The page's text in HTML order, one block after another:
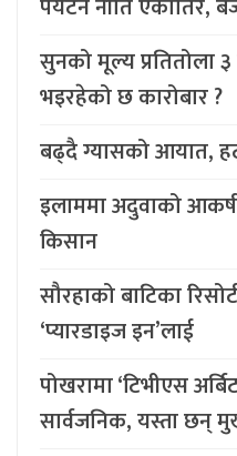
पर्यटन नीति एकातिर,
सुनको मूल्य प्रतितोला
भइरहेको छ कारोबार ?
बढ्दै ग्यासको आयात,
इलाममा अदुवाको
किसान
सौरहाको बाटिका
‘प्यारडाइज इन’लाई
पोखरामा ‘टिभीएस
सार्वजनिक, यस्ता छन्